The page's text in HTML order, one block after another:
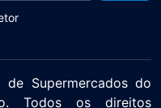
Supermercados do
Todos os direitos